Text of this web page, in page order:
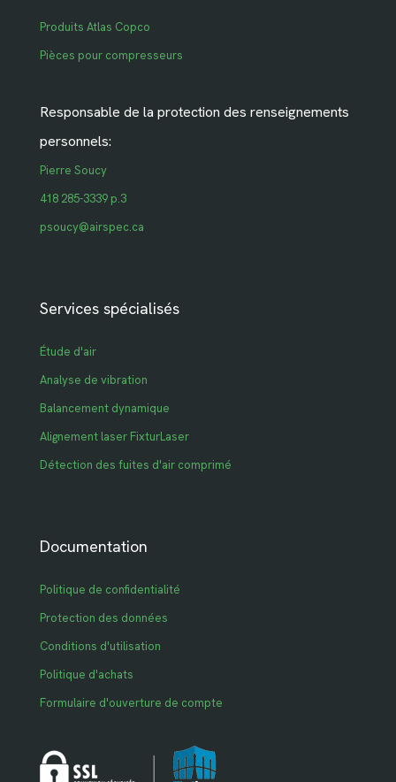
Produits Atlas Copco
Pièces pour compresseurs
Responsable de la protection des renseignements
personnels:
Pierre Soucy
418 285-3339 p.3
psoucy@airspec.ca
Services spécialisés
Étude d'air
Analyse de vibration
Balancement dynamique
Alignement laser FixturLaser
Détection des fuites d'air comprimé
Documentation
Politique de confidentialité
Protection des données
Conditions d'utilisation
Politique d'achats
Formulaire d'ouverture de compte